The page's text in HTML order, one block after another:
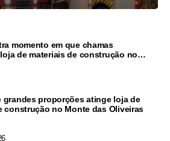
momento em que chamas
de materiais de construção no
grandes proporções atinge loja de
construção no Monte das Oliveiras